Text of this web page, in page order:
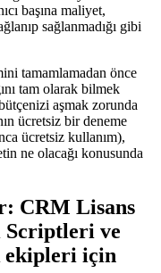
başına maliyet,
sağlanmadığı gibi
tamamlamadan önce
tam olarak bilmek
aşmak zorunda
ücretsiz bir deneme
ücretsiz kullanım),
ne olacağı konusunda
CRM Lisans
Scriptleri ve
ekipleri için